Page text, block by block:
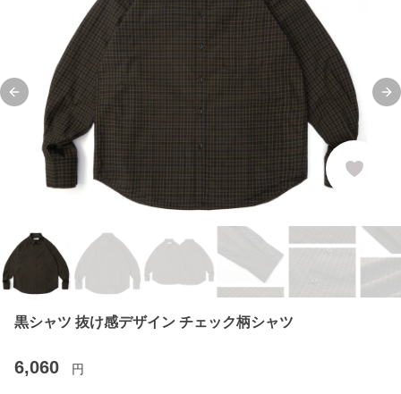
Previous slide
黒シャツ 抜け感デザイン チェック柄シャツ
6,060 円